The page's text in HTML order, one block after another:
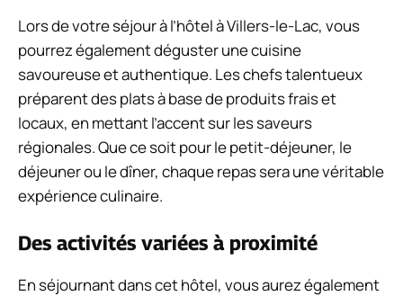
Lors de votre séjour à l’hôtel à Villers-le-Lac, vous
pourrez également déguster une cuisine
savoureuse et authentique. Les chefs talentueux
préparent des plats à base de produits frais et
locaux, en mettant l’accent sur les saveurs
régionales. Que ce soit pour le petit-déjeuner, le
déjeuner ou le dîner, chaque repas sera une véritable
expérience culinaire.
Des activités variées à proximité
En séjournant dans cet hôtel, vous aurez également